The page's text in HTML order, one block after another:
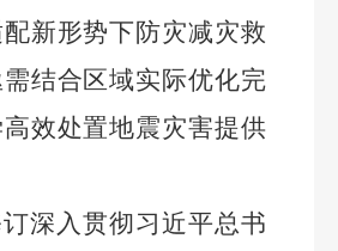
新形势下防灾减灾救
结合区域实际优化完
效处置地震灾害提供
深入贯彻习近平总书